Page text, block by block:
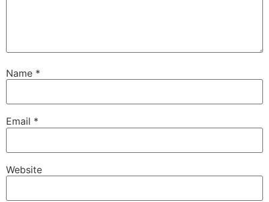
Name *
Email *
Website